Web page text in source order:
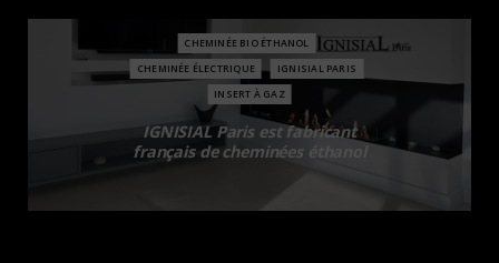
CHEMINÉE BIO ÉTHANOL
CHEMINÉE ÉLECTRIQUE
IGNISIAL PARIS
INSERT À GAZ
IGNISIAL Paris est fabricant
français de cheminées éthanol